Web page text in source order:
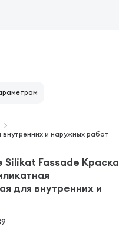
и наружных работ
Silikat Fassade Краска
для внутренних и